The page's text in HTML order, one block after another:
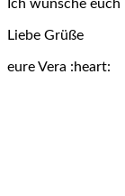
Ich wünsche
Liebe Grüße
eure Vera :heart: